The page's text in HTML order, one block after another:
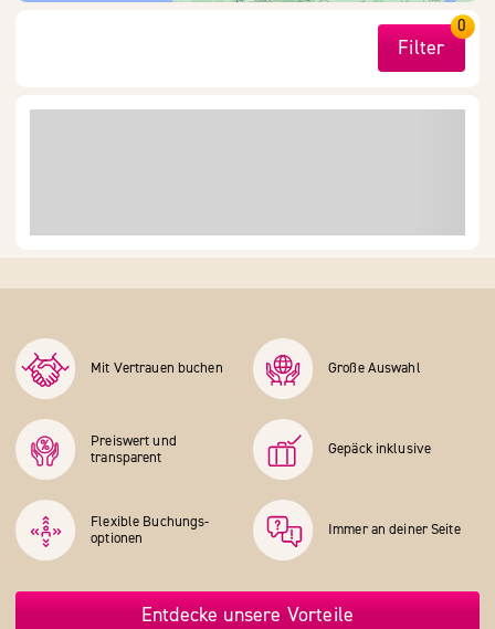
Filter
0
Mit Vertrauen buchen Große Auswahl
Preiswert und
transparent
Gepäck inklusive
Flexible Buchungs­
optionen
Immer an deiner Seite
Entdecke unsere Vorteile